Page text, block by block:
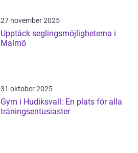
27 november 2025
Upptäck seglingsmöjligheterna i
Malmö
31 oktober 2025
Gym i Hudiksvall: En plats för alla
träningsentusiaster